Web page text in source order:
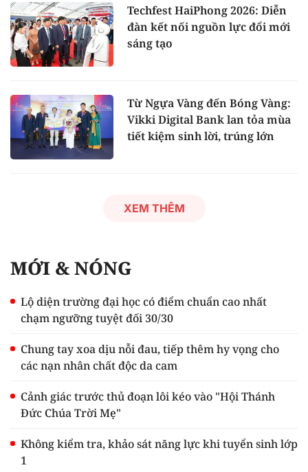
Techfest HaiPhong 2026: Diễn
đàn kết nối nguồn lực đổi mới
sáng tạo
Từ Ngựa Vàng đến Bóng Vàng:
Vikki Digital Bank lan tỏa mùa
tiết kiệm sinh lời, trúng lớn
XEM THÊM
MỚI & NÓNG
Lộ diện trường đại học có điểm chuẩn cao nhất
chạm ngưỡng tuyệt đối 30/30
Chung tay xoa dịu nỗi đau, tiếp thêm hy vọng cho
các nạn nhân chất độc da cam
Cảnh giác trước thủ đoạn lôi kéo vào "Hội Thánh
Đức Chúa Trời Mẹ"
Không kiểm tra, khảo sát năng lực khi tuyển sinh lớp
1